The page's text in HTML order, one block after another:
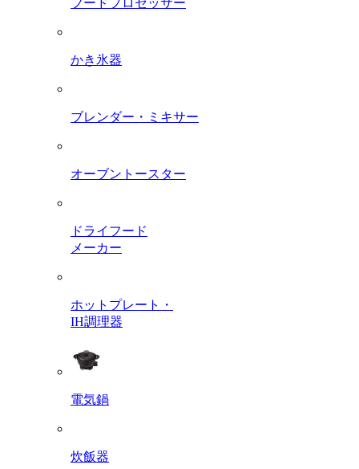
かき氷器
ブレンダー・ミキサー
オーブントースター
ドライフード
メーカー
ホットプレート・
IH調理器
電気鍋
炊飯器